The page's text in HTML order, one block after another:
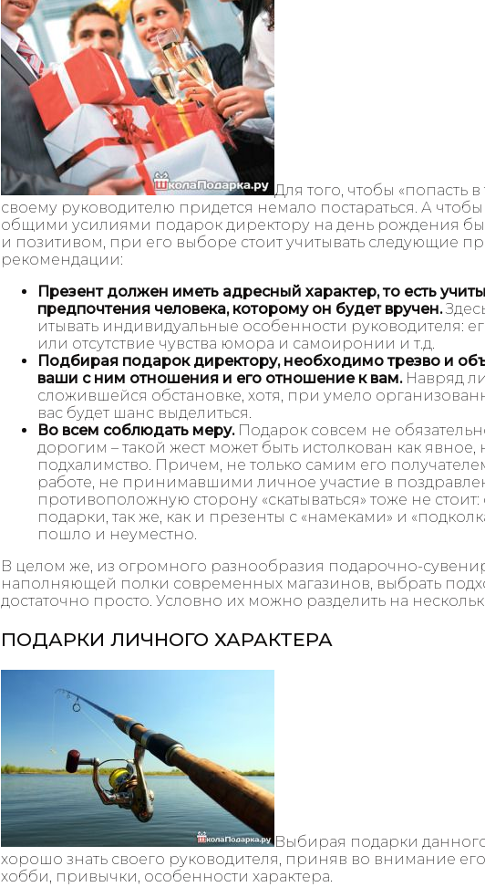
Для того, чтобы «попасть в
своему руководителю придется немало постараться. А
общими усилиями подарок директору на день рождения
и позитивом, при его выборе стоит учитывать следующие
рекомендации:
Презент должен иметь адресный характер, то есть
предпочтения человека, которому он будет вручен.
итывать индивидуальные особенности руководителя:
или отсутствие чувства юмора и самоиронии и т.д.
Подбирая подарок директору, необходимо трезво и
ваши с ним отношения и его отношение к вам.Навряд
сложившейся обстановке, хотя, при умело
вас будет шанс выделиться.
Во всем соблюдать меру.Подарок совсем не
дорогим – такой жест может быть истолкован как
подхалимство. Причем, не только самим его
работе, не принимавшими личное участие в
противоположную сторону «скатываться» тоже не
подарки, так же, как и презенты с «намеками» и
пошло и неуместно.
В целом же, из огромного разнообразия подарочно-
наполняющей полки современных магазинов, выбрать
достаточно просто. Условно их можно разделить на
ПОДАРКИ ЛИЧНОГО ХАРАКТЕРА
Выбирая подарки
хорошо знать своего руководителя, приняв во внимание
хобби, привычки, особенности характера.